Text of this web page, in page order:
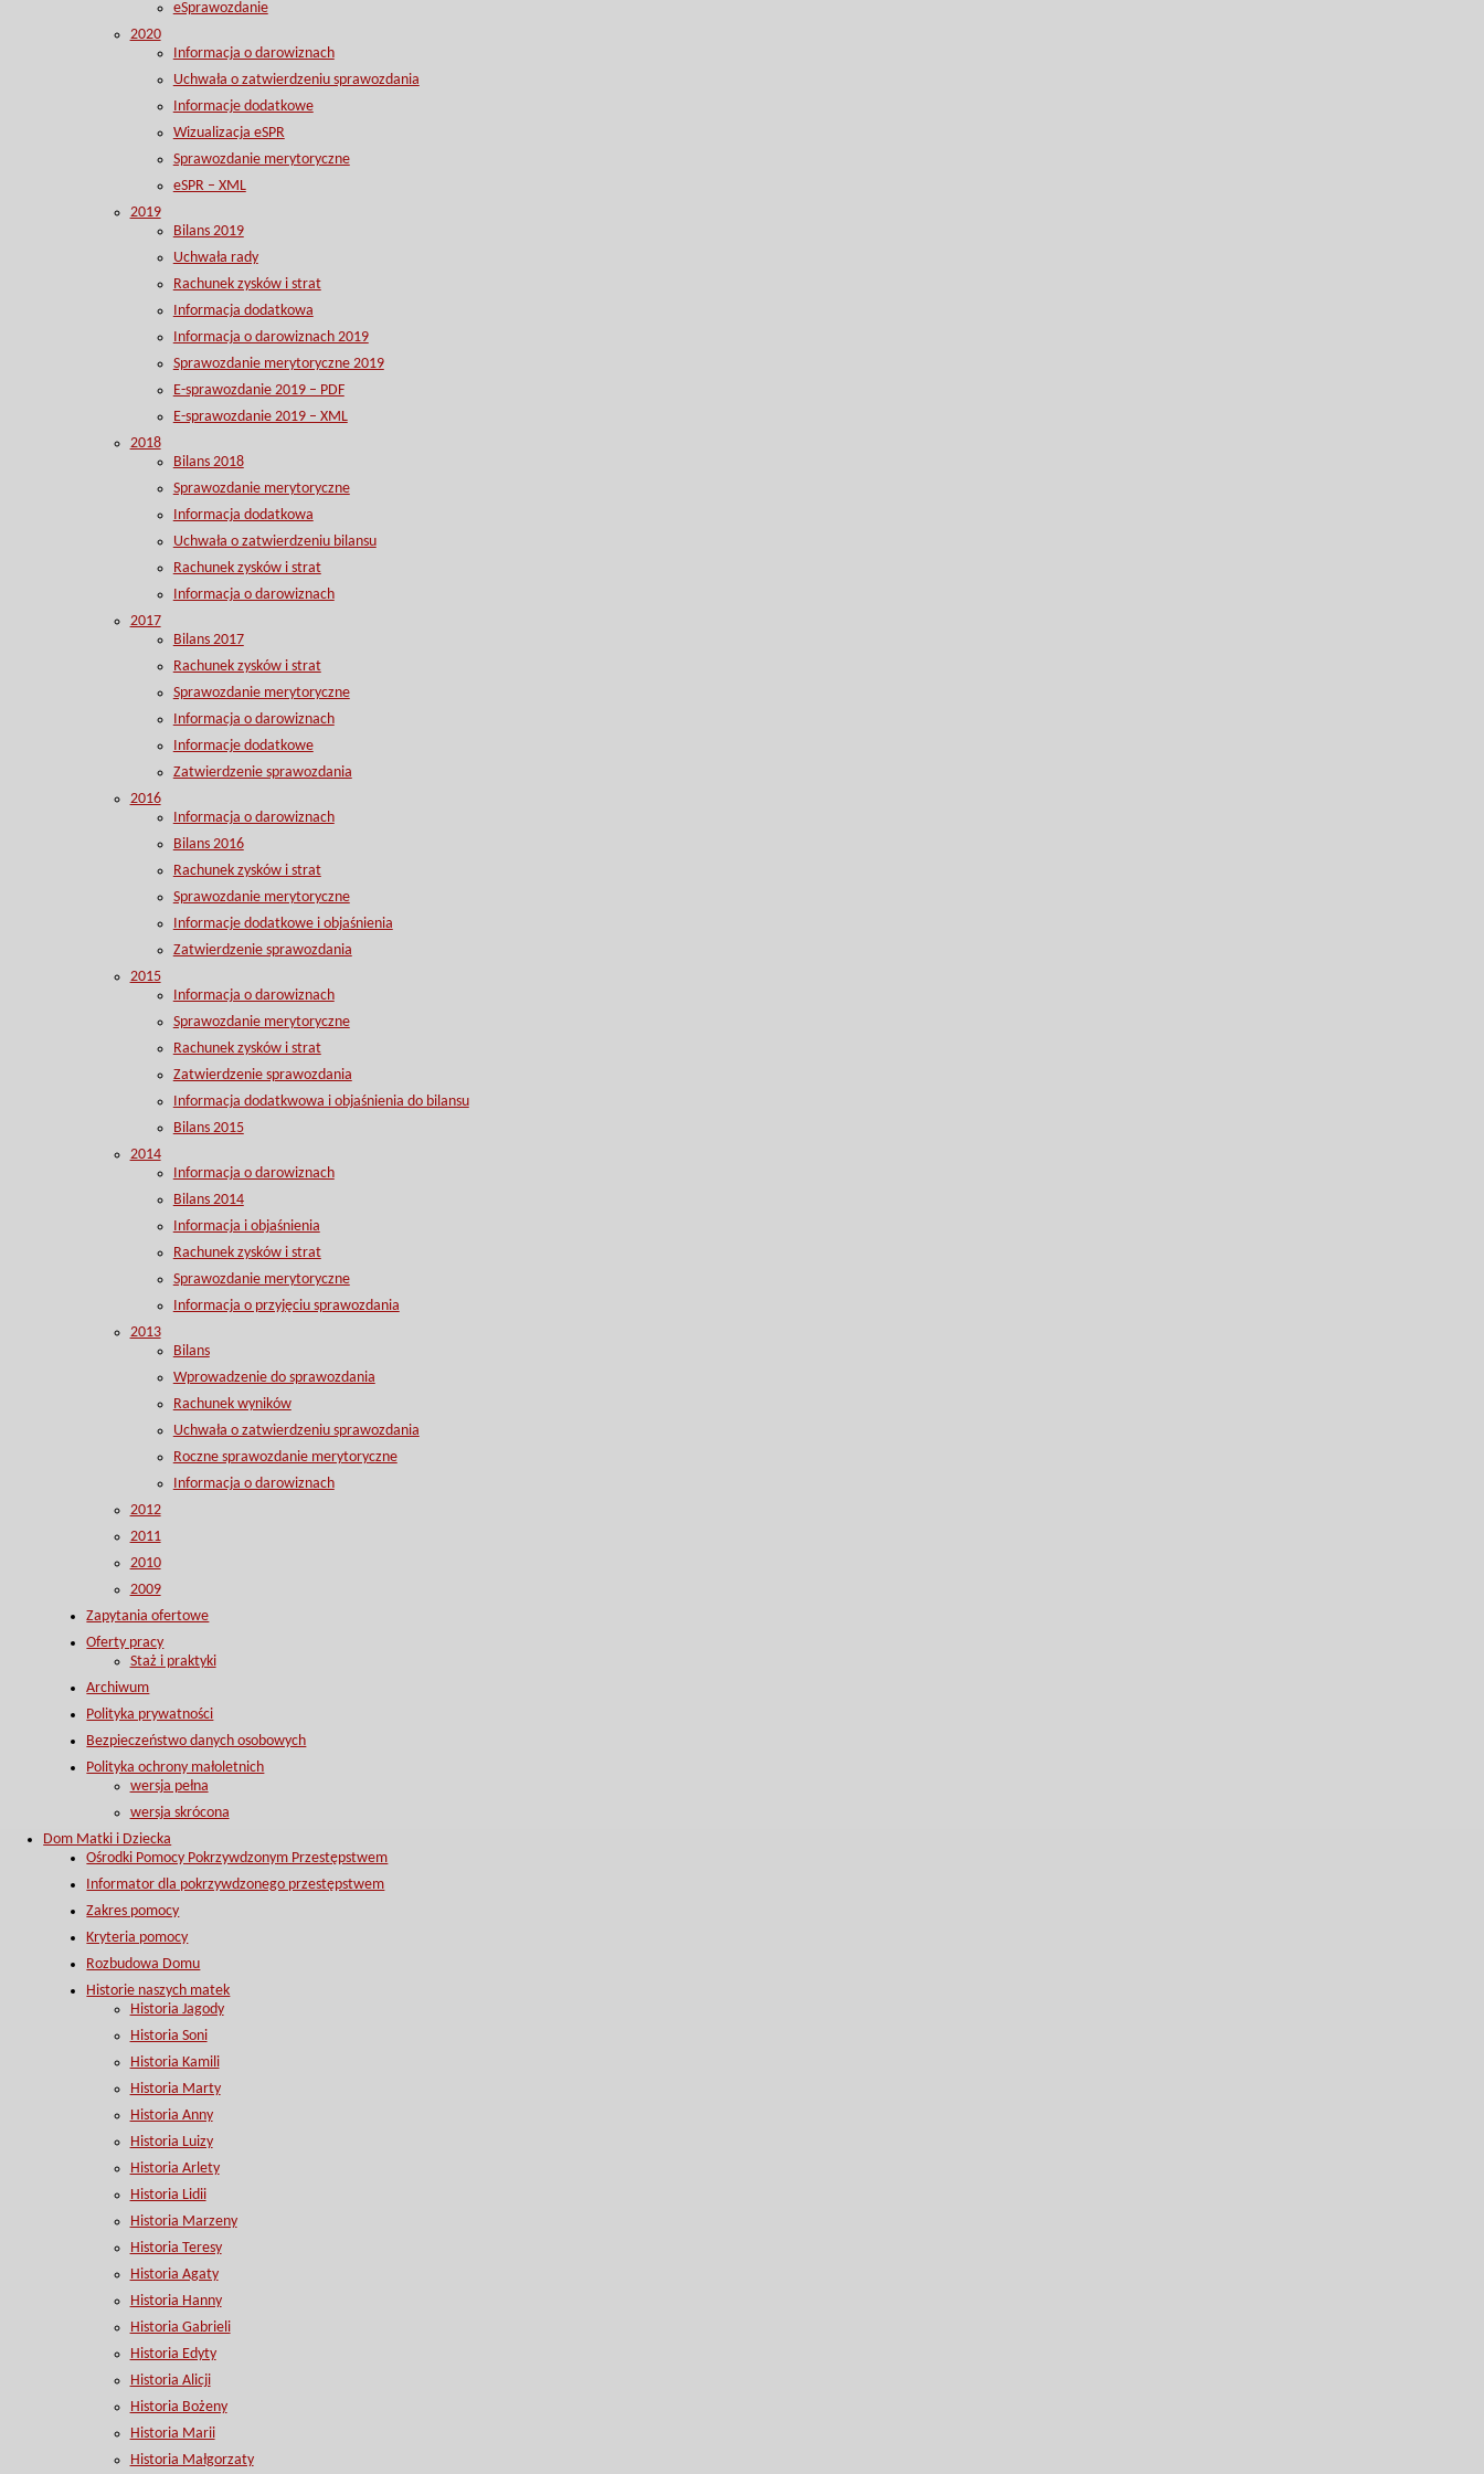
eSprawozdanie
2020
Informacja o darowiznach
Uchwała o zatwierdzeniu sprawozdania
Informacje dodatkowe
Wizualizacja eSPR
Sprawozdanie merytoryczne
eSPR – XML
2019
Bilans 2019
Uchwała rady
Rachunek zysków i strat
Informacja dodatkowa
Informacja o darowiznach 2019
Sprawozdanie merytoryczne 2019
E-sprawozdanie 2019 – PDF
E-sprawozdanie 2019 – XML
2018
Bilans 2018
Sprawozdanie merytoryczne
Informacja dodatkowa
Uchwała o zatwierdzeniu bilansu
Rachunek zysków i strat
Informacja o darowiznach
2017
Bilans 2017
Rachunek zysków i strat
Sprawozdanie merytoryczne
Informacja o darowiznach
Informacje dodatkowe
Zatwierdzenie sprawozdania
2016
Informacja o darowiznach
Bilans 2016
Rachunek zysków i strat
Sprawozdanie merytoryczne
Informacje dodatkowe i objaśnienia
Zatwierdzenie sprawozdania
2015
Informacja o darowiznach
Sprawozdanie merytoryczne
Rachunek zysków i strat
Zatwierdzenie sprawozdania
Informacja dodatkwowa i objaśnienia do bilansu
Bilans 2015
2014
Informacja o darowiznach
Bilans 2014
Informacja i objaśnienia
Rachunek zysków i strat
Sprawozdanie merytoryczne
Informacja o przyjęciu sprawozdania
2013
Bilans
Wprowadzenie do sprawozdania
Rachunek wyników
Uchwała o zatwierdzeniu sprawozdania
Roczne sprawozdanie merytoryczne
Informacja o darowiznach
2012
2011
2010
2009
Zapytania ofertowe
Oferty pracy
Staż i praktyki
Archiwum
Polityka prywatności
Bezpieczeństwo danych osobowych
Polityka ochrony małoletnich
wersja pełna
wersja skrócona
Dom Matki i Dziecka
Ośrodki Pomocy Pokrzywdzonym Przestępstwem
Informator dla pokrzywdzonego przestępstwem
Zakres pomocy
Kryteria pomocy
Rozbudowa Domu
Historie naszych matek
Historia Jagody
Historia Soni
Historia Kamili
Historia Marty
Historia Anny
Historia Luizy
Historia Arlety
Historia Lidii
Historia Marzeny
Historia Teresy
Historia Agaty
Historia Hanny
Historia Gabrieli
Historia Edyty
Historia Alicji
Historia Bożeny
Historia Marii
Historia Małgorzaty